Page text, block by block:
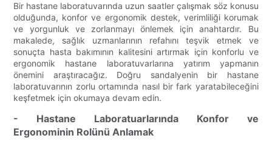
Bir hastane laboratuvarında uzun saatler çalışmak söz konusu
olduğunda, konfor ve ergonomik destek, verimliliği korumak
ve yorgunluk ve zorlanmayı önlemek için anahtardır. Bu
makalede, sağlık uzmanlarının refahını teşvik etmek ve
sonuçta hasta bakımının kalitesini artırmak için konforlu ve
ergonomik hastane laboratuvarlarına yatırım yapmanın
önemini araştıracağız. Doğru sandalyenin bir hastane
laboratuvarının zorlu ortamında nasıl bir fark yaratabileceğini
keşfetmek için okumaya devam edin.
- Hastane Laboratuarlarında Konfor ve
Ergonominin Rolünü Anlamak